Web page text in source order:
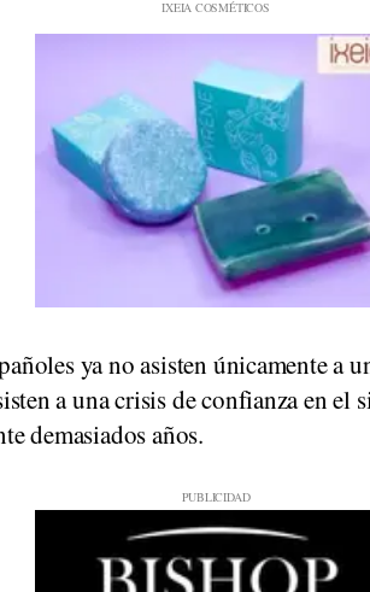
ya no asisten únicamente a
a una crisis de confianza en el
demasiados años.